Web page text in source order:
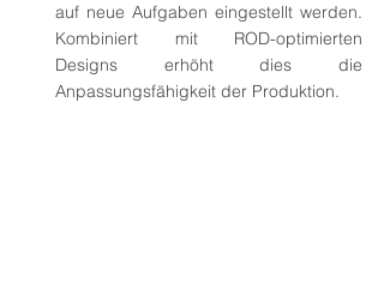
auf neue Aufgaben eingestellt werden.
Kombiniert mit ROD-optimierten
Designs erhöht dies die
Anpassungsfähigkeit der Produktion.